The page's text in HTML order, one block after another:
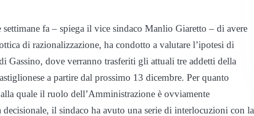
settimane fa – spiega il vice sindaco Manlio Giaretto – di avere
di razionalizzazione, ha condotto a valutare l’ipotesi di
Gassino, dove verranno trasferiti gli attuali tre addetti della
a partire dal prossimo 13 dicembre. Per quanto
quale il ruolo dell’Amministrazione è ovviamente
il sindaco ha avuto una serie di interlocuzioni con la